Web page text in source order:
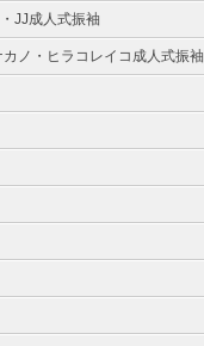
JJ成人式振袖
ノ・ヒラコレイコ成人式振袖